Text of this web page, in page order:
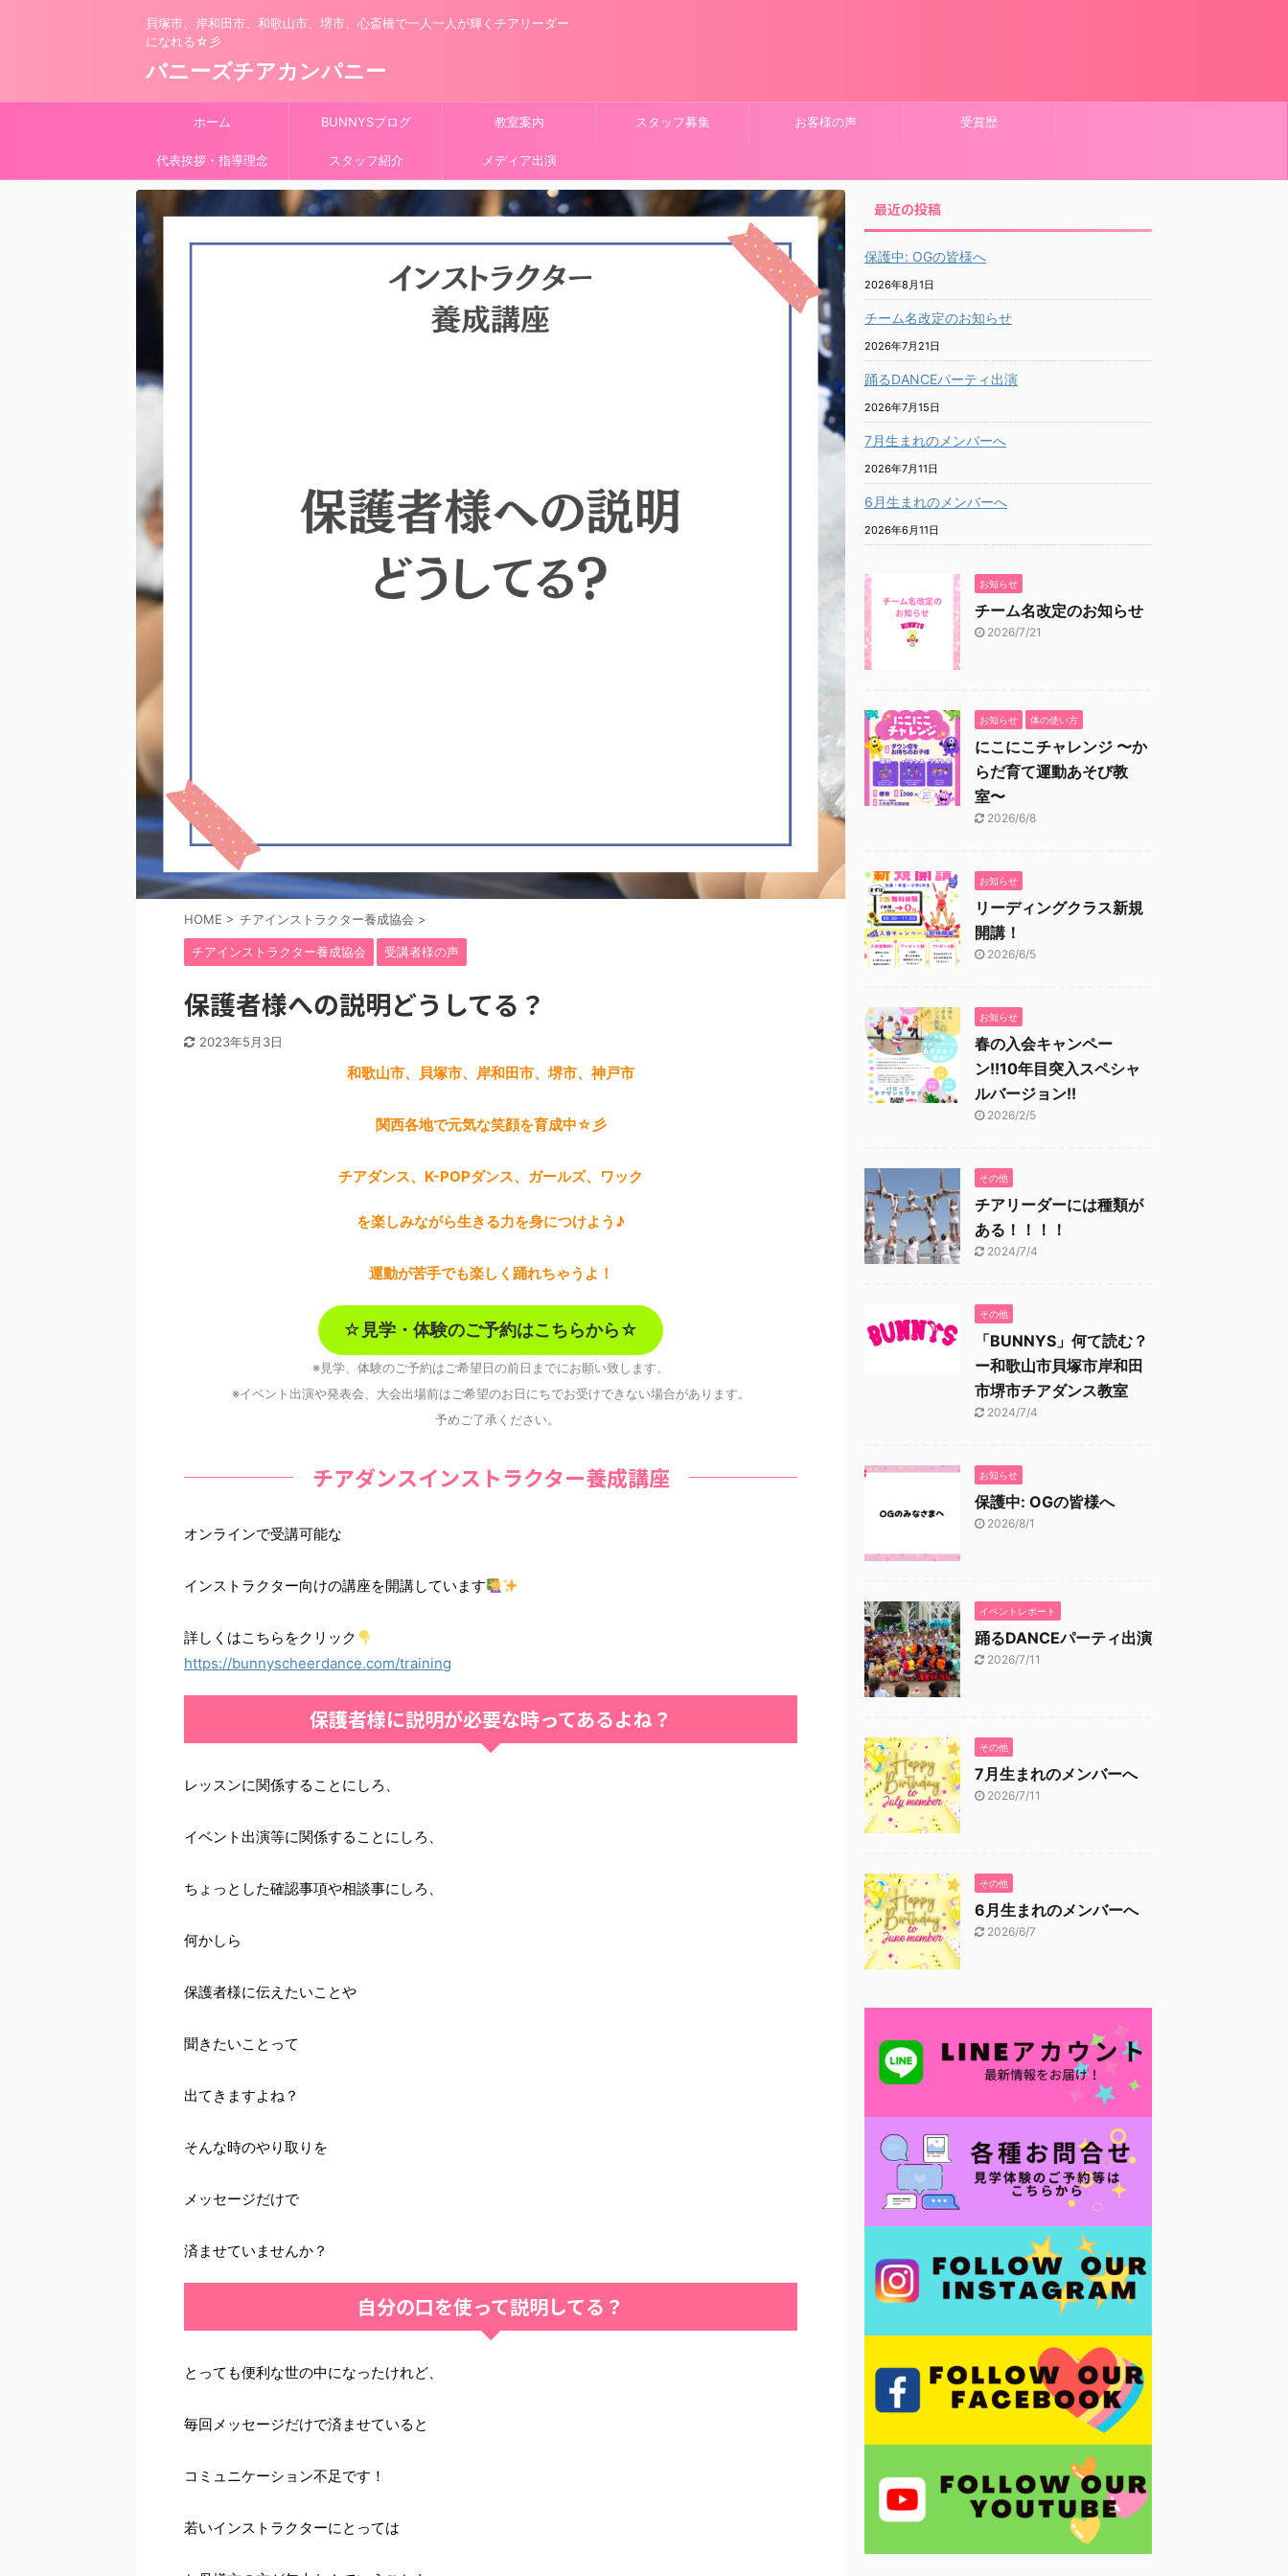
貝塚市、岸和田市、和歌山市、堺市、心斎橋で一人一人が輝くチアリーダー
になれる☆彡
バニーズチアカンパニー
ホーム BUNNYSブログ 教室案内 スタッフ募集 お客様の声 受賞歴
代表挨拶・指導理念 スタッフ紹介 メディア出演
HOME > チアインストラクター養成協会 >
チアインストラクター養成協会 受講者様の声
保護者様への説明どうしてる？
2023年5月3日
和歌山市、貝塚市、岸和田市、堺市、神戸市
関西各地で元気な笑顔を育成中☆彡
チアダンス、K-POPダンス、ガールズ、ワック
を楽しみながら生きる力を身につけよう♪
運動が苦手でも楽しく踊れちゃうよ！
☆ 見学・体験のご予約はこちらから☆
※見学、体験のご予約はご希望日の前日までにお願い致します。
※イベント出演や発表会、大会出場前はご希望のお日にちでお受けできない場合があります。
予めご了承ください。
チアダンスインストラクター養成講座
オンラインで受講可能な
インストラクター向けの講座を開講しています
詳しくはこちらをクリック
https://bunnyscheerdance.com/training
保護者様に説明が必要な時ってあるよね？
レッスンに関係することにしろ、
イベント出演等に関係することにしろ、
ちょっとした確認事項や相談事にしろ、
何かしら
保護者様に伝えたいことや
聞きたいことって
出てきますよね？
そんな時のやり取りを
メッセージだけで
済ませていませんか？
自分の口を使って説明してる？
とっても便利な世の中になったけれど、
毎回メッセージだけで済ませていると
コミュニケーション不足です！
若いインストラクターにとっては
最近の投稿
保護中: OGの皆様へ
2026年8月1日
チーム名改定のお知らせ
2026年7月21日
踊るDANCEパーティ出演
2026年7月15日
7月生まれのメンバーへ
2026年7月11日
6月生まれのメンバーへ
2026年6月11日
お知らせ
チーム名改定のお知らせ
2026/7/21
お知らせ 体の使い方
にこにこチャレンジ 〜か
らだ育て運動あそび教
室〜
2026/6/8
お知らせ
リーディングクラス新規
開講！
2026/6/5
お知らせ
春の入会キャンペー
ン!!10年目突入スペシャ
ルバージョン!!
2026/2/5
その他
チアリーダーには種類が
ある！！！！
2024/7/4
その他
「BUNNYS」何て読む？
ー和歌山市貝塚市岸和田
市堺市チアダンス教室
2024/7/4
お知らせ
保護中: OGの皆様へ
2026/8/1
イベントレポート
踊るDANCEパーティ出演
2026/7/11
その他
7月生まれのメンバーへ
2026/7/11
その他
6月生まれのメンバーへ
2026/6/7